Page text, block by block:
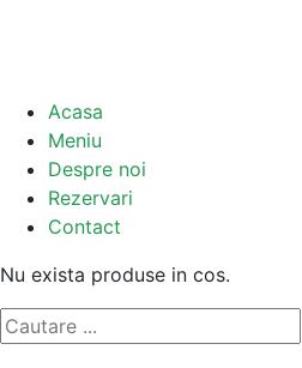
Acasa
Meniu
Despre noi
Rezervari
Contact
Nu exista produse in cos.